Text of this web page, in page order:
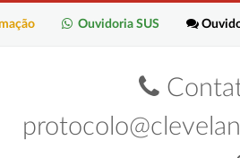
Ouvidoria SUS